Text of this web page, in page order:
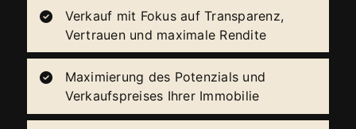
Verkauf mit Fokus auf Transparenz,
Vertrauen und maximale Rendite
Maximierung des Potenzials und
Verkaufspreises Ihrer Immobilie